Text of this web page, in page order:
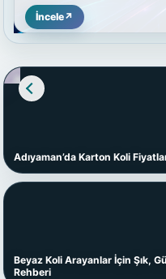
İncele↗
Adıyaman’da Karton Koli
Beyaz Koli Arayanlar İçin Şık,
Rehberi